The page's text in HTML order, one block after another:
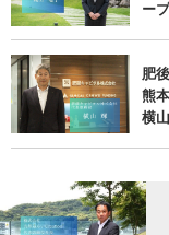
ー
肥
熊
横